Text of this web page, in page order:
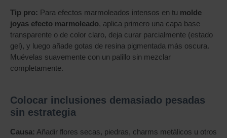
Tip pro: Para efectos marmoleados intensos en tu molde
joyas efecto marmoleado, aplica primero una capa base
transparente o de color claro, deja curar parcialmente (estado
gel), y luego añade gotas de resina pigmentada más oscura.
Muévelas suavemente con un palillo sin mezclar
completamente.
Colocar inclusiones demasiado pesadas
sin estrategia
Causa: Añadir flores secas, piedras, charms metálicos u otros